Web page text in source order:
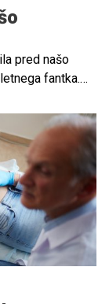
pred našo
fantka.
da jo
oče, Peter
da morajo